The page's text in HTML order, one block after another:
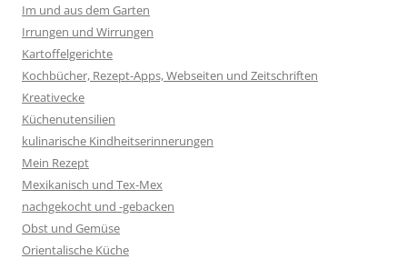
Im und aus dem Garten
Irrungen und Wirrungen
Kartoffelgerichte
Kochbücher, Rezept-Apps, Webseiten und Zeitschriften
Kreativecke
Küchenutensilien
kulinarische Kindheitserinnerungen
Mein Rezept
Mexikanisch und Tex-Mex
nachgekocht und -gebacken
Obst und Gemüse
Orientalische Küche